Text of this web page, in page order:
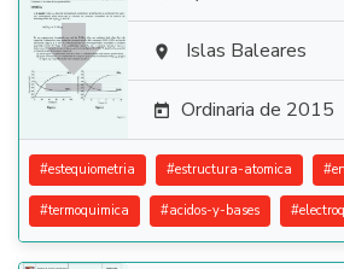
  Islas Baleares
 Ordinaria de 2015
#estequiometria #estructura-atomica #
#termoquimica #acidos-y-bases #